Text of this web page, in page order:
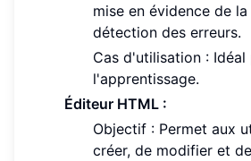
mise en évidence de
détection des erreurs.
Cas d'utilisation :
l'apprentissage.
Éditeur HTML :
Objectif : Permet aux
créer, de modifier et